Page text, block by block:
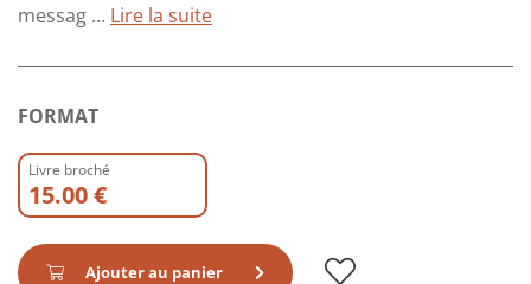
messag ... Lire la suite
FORMAT
Livre broché
15.00 €
Ajouter au panier